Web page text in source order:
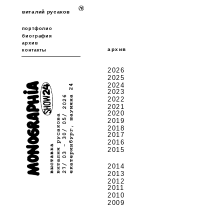
контакты
архив
биография
виталий русаков
портфолио
2024
2025
2026
2021
2022
2023
2018
2019
2020
2015
2016
2017
2012
2013
2014
2009
2010
2011
архив